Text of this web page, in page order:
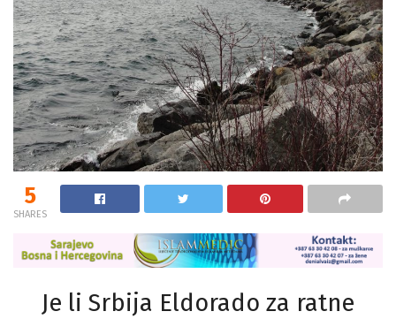
5
SHARES
Je li Srbija Eldorado za ratne